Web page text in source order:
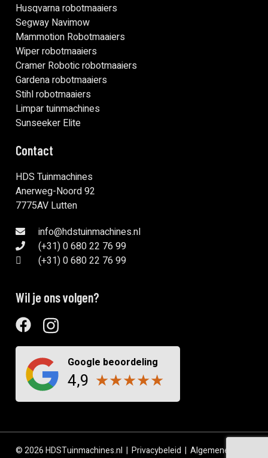
Husqvarna robotmaaiers
Segway Navimow
Mammotion Robotmaaiers
Wiper robotmaaiers
Cramer Robotic robotmaaiers
Gardena robotmaaiers
Stihl robotmaaiers
Limpar tuinmachines
Sunseeker Elite
Contact
HDS Tuinmachines
Anerweg-Noord 92
7775AV Lutten
info@hdstuinmachines.nl
(+31) 0 680 22 76 99
(+31) 0 680 22 76 99
Wil je ons volgen?
Google beoordeling
4,9 ★★★★★
© 2026 HDSTuinmachines.nl |Privacybeleid |Algemene